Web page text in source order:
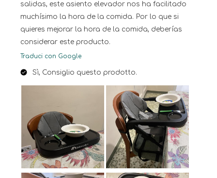
salidas, este asiento elevador nos ha facilitado
muchísimo la hora de la comida. Por lo que si
quieres mejorar la hora de la comida, deberías
considerar este producto.
Traduci con Google
Sì, Consiglio questo prodotto.